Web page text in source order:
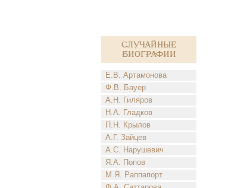
Случайные
биографии
Е.В. Артамонова
Ф.В. Бауер
А.Н. Гиляров
Н.А. Гладков
П.Н. Крылов
А.Г. Зайцев
А.С. Нарушевич
Я.А. Попов
М.Я. Раппапорт